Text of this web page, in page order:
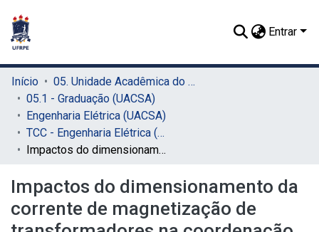
Entrar
Início
05. Unidade Acadêmica do Cabo de Santo Agostinho (UACSA)
05.1 - Graduação (UACSA)
Engenharia Elétrica (UACSA)
TCC - Engenharia Elétrica (UACSA)
Impactos do dimensionamento da corrente de magnetização de transformadores na coordenação de funções de proteção de sistemas elétricos
Impactos do dimensionamento da
corrente de magnetização de